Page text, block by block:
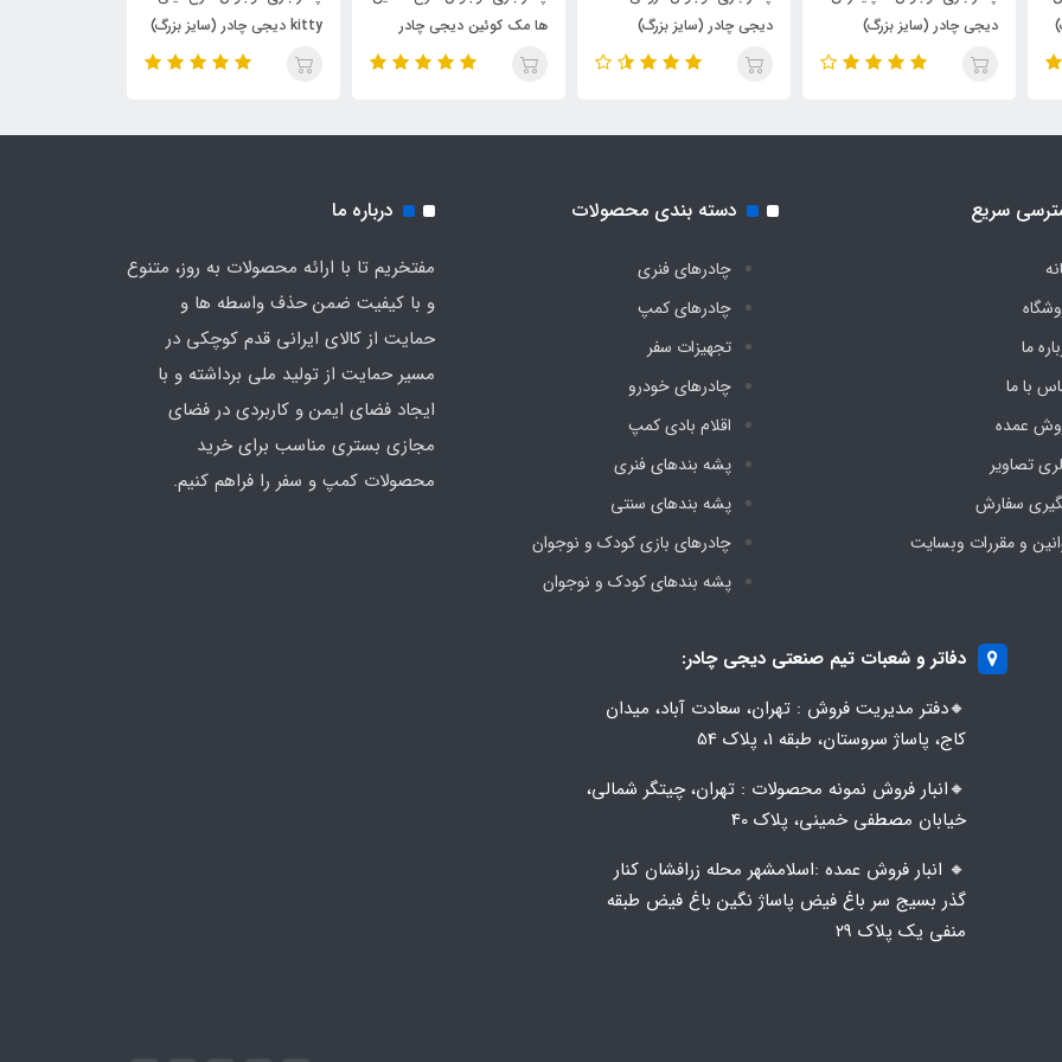
دیجی چادر (سایز بزرگ)
دیجی چادر (سایز بزرگ)
ها مک کوئین دیجی چادر
(سایز بزرگ)
kitty دیجی چادر (سایز بزرگ)
سریع
ما
با ما
عمده
تصاویر
سفارش
و مقررات وبسایت
دسته بندی محصولات
چادرهای فنری
چادرهای کمپ
تجهیزات سفر
چادرهای خودرو
اقلام بادی کمپ
پشه‌ بندهای فنری
پشه‌ بندهای سنتی
چادرهای بازی کودک و نوجوان
پشه‌ بندهای کودک و نوجوان
درباره ما
مفتخریم تا با ارائه محصولات به روز، متنوع
و با کیفیت ضمن حذف واسطه ها و
حمایت از کالای ایرانی قدم کوچکی در
مسیر حمایت از تولید ملی برداشته و با
ایجاد فضای ایمن و کاربردی در فضای
مجازی بستری مناسب برای خرید
محصولات کمپ و سفر را فراهم کنیم.
دفاتر و شعبات تیم صنعتی دیجی چادر:
🔸️​​دفتر مدیریت فروش : تهران، سعادت آباد، میدان
کاج، پاساژ سروستان، طبقه 1، پلاک 54
🔸️​​انبار فروش نمونه محصولات : تهران، چیتگر شمالی،
خیابان مصطفی خمینی، پلاک 40
🔸️ انبار فروش عمده :اسلامشهر محله زرافشان کنار
گذر بسیج سر باغ فیض پاساژ نگین باغ فیض طبقه
منفی یک پلاک ۲۹